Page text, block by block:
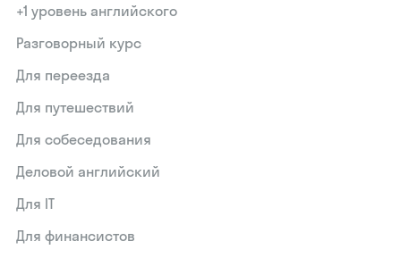
+1 уровень английского
Разговорный курс
Для переезда
Для путешествий
Для собеседования
Деловой английский
Для IT
Для финансистов